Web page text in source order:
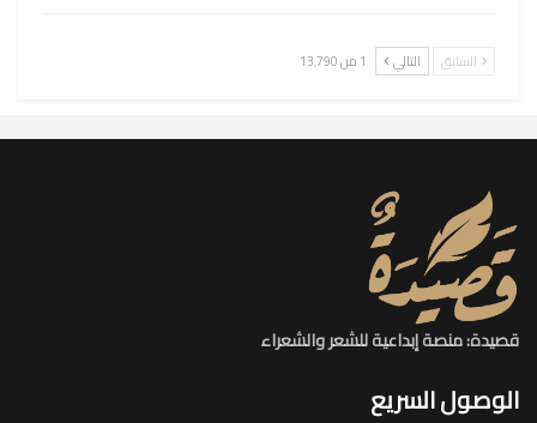
السابق التالي 1 من 13٬790
قصيدة: منصة إبداعية للشعر والشعراء
الوصول السريع